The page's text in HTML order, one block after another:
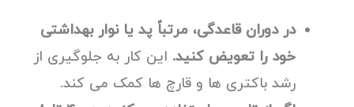
در دوران قاعدگی، مرتباً پد یا نوار بهداشتی
خود را تعویض کنید. این کار به جلوگیری از
رشد باکتری ها و قارچ ها کمک می کند.